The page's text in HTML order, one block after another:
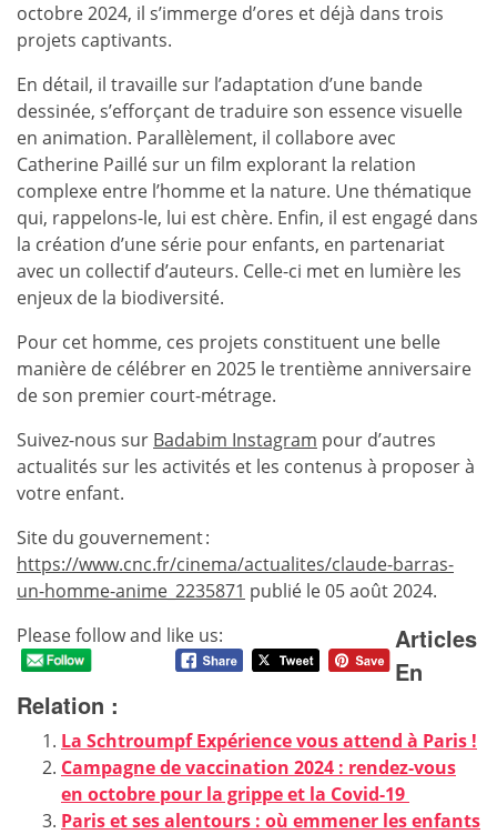
octobre 2024, il s’immerge d’ores et déjà dans trois
projets captivants.
En détail, il travaille sur l’adaptation d’une bande
dessinée, s’efforçant de traduire son essence visuelle
en animation. Parallèlement, il collabore avec
Catherine Paillé sur un film explorant la relation
complexe entre l’homme et la nature. Une thématique
qui, rappelons-le, lui est chère. Enfin, il est engagé dans
la création d’une série pour enfants, en partenariat
avec un collectif d’auteurs. Celle-ci met en lumière les
enjeux de la biodiversité.
Pour cet homme, ces projets constituent une belle
manière de célébrer en 2025 le trentième anniversaire
de son premier court-métrage.
Suivez-nous sur Badabim Instagram pour d’autres
actualités sur les activités et les contenus à proposer à
votre enfant.
Site du gouvernement :
https://www.cnc.fr/cinema/actualites/claude-barras-
un-homme-anime_2235871 publié le 05 août 2024.
Please follow and like us:
Articles
En
Relation :
La Schtroumpf Expérience vous attend à Paris !
Campagne de vaccination 2024 : rendez-vous
en octobre pour la grippe et la Covid-19
Paris et ses alentours : où emmener les enfants